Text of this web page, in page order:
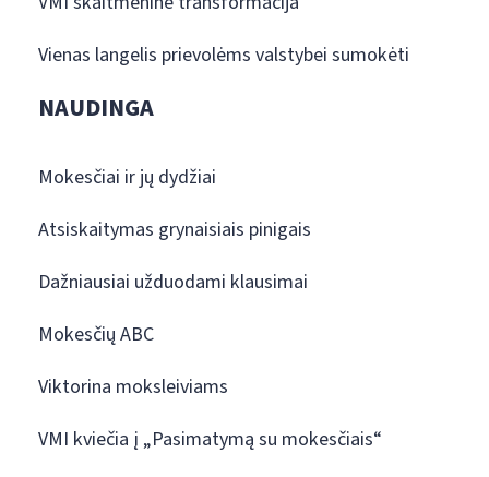
Vienas langelis prievolėms valstybei sumokėti
NAUDINGA
Mokesčiai ir jų dydžiai
Atsiskaitymas grynaisiais pinigais
Dažniausiai užduodami klausimai
Mokesčių ABC
Viktorina moksleiviams
VMI kviečia į „Pasimatymą su mokesčiais“